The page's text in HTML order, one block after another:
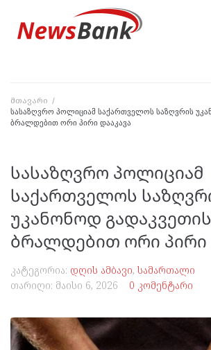
მთავარი /
სასაზღვრო პოლიციამ საქართველოს საზღვრის
ბრალდებით ორი პირი დააკავა
სასაზღვრო პოლიციამ
საქართველოს
უკანონოდ გადაკვეთის
ბრალდებით ორი პირი
კატეგორია: დღის ამბავი, სამართალი
თარიღი: მაისი 6, 2026 0 კომენტარი